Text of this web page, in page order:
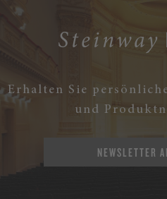
Steinway
Erhalten Sie
und
NEWSLETTER